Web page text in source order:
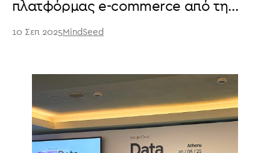
πλατφόρμας e-commerce από τη
10 Σεπ 2025MindSeed